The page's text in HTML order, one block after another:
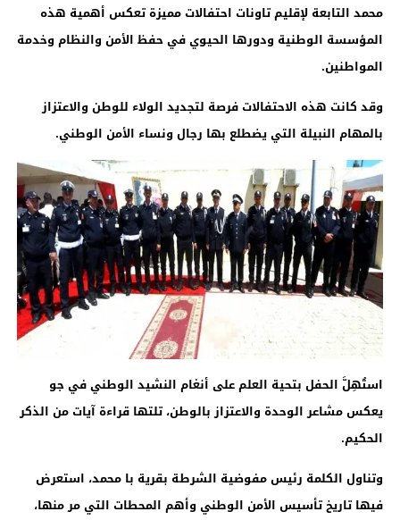
محمد التابعة لإقليم تاونات احتفالات مميزة تعكس أهمية هذه
المؤسسة الوطنية ودورها الحيوي في حفظ الأمن والنظام وخدمة
المواطنين.
وقد كانت هذه الاحتفالات فرصة لتجديد الولاء للوطن والاعتزاز
بالمهام النبيلة التي يضطلع بها رجال ونساء الأمن الوطني.
استُهِلَّ الحفل بتحية العلم على أنغام النشيد الوطني في جو
يعكس مشاعر الوحدة والاعتزاز بالوطن، تلتها قراءة آيات من الذكر
الحكيم.
وتناول الكلمة رئيس مفوضية الشرطة بقرية با محمد، استعرض
فيها تاريخ تأسيس الأمن الوطني وأهم المحطات التي مر منها،